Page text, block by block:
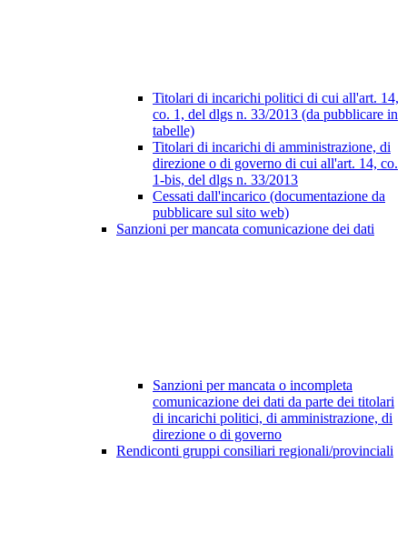
Titolari di incarichi politici di cui all'art. 14,
co. 1, del dlgs n. 33/2013 (da pubblicare in
tabelle)
Titolari di incarichi di amministrazione, di
direzione o di governo di cui all'art. 14, co.
1-bis, del dlgs n. 33/2013
Cessati dall'incarico (documentazione da
pubblicare sul sito web)
Sanzioni per mancata comunicazione dei dati
Sanzioni per mancata o incompleta
comunicazione dei dati da parte dei titolari
di incarichi politici, di amministrazione, di
direzione o di governo
Rendiconti gruppi consiliari regionali/provinciali